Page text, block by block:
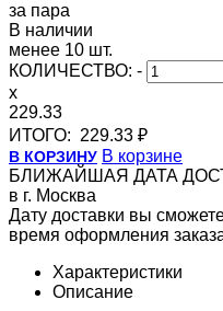
за пара
В наличии
менее 10 шт.
КОЛИЧЕСТВО: -
x
229.33
ИТОГО: 229.33 ₽
В КОРЗИНУ В корзине
БЛИЖАЙШАЯ ДАТА
в г. Москва
Дату доставки вы
время оформления
Характеристики
Описание